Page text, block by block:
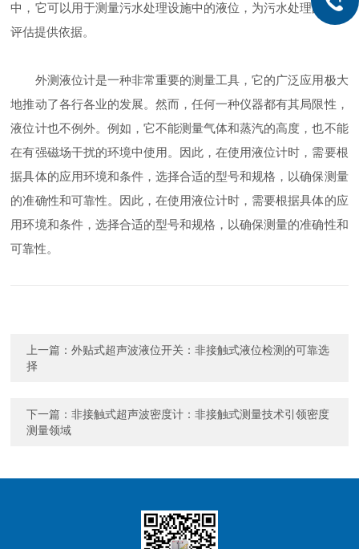
中，它可以用于测量污水处理设施中的液位，为污水处理的效果
评估提供依据。
外测液位计是一种非常重要的测量工具，它的广泛应用极大
地推动了各行各业的发展。然而，任何一种仪器都有其局限性，
液位计也不例外。例如，它不能测量气体和蒸汽的高度，也不能
在有强磁场干扰的环境中使用。因此，在使用液位计时，需要根
据具体的应用环境和条件，选择合适的型号和规格，以确保测量
的准确性和可靠性。因此，在使用液位计时，需要根据具体的应
用环境和条件，选择合适的型号和规格，以确保测量的准确性和
可靠性。
上一篇：外贴式超声波液位开关：非接触式液位检测的可靠选
择
下一篇：非接触式超声波密度计：非接触式测量技术引领密度
测量领域